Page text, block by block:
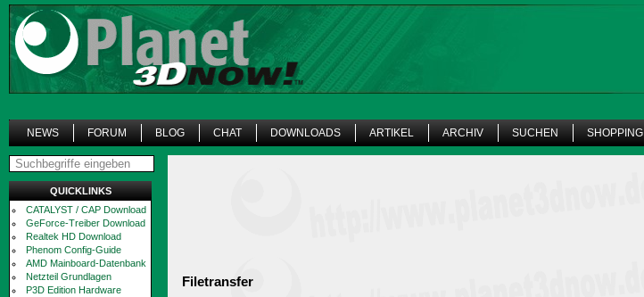
NEWS FORUM BLOG CHAT DOWNLOADS ARTIKEL ARCHIV SUCHEN SHOPPING
QUICKLINKS
CATALYST / CAP Download
GeForce-Treiber Download
Realtek HD Download
Phenom Config-Guide
AMD Mainboard-Datenbank
Netzteil Grundlagen
P3D Edition Hardware
Filetransfer